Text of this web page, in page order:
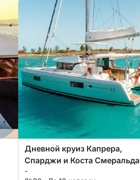
Дневной круиз Капрера,
Спарджи и Коста Смеральда
-